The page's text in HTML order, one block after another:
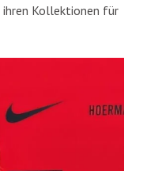
Kollektionen für